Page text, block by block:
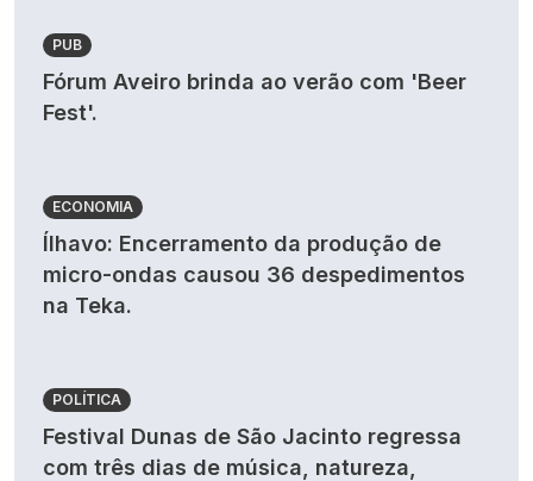
PUB
Fórum Aveiro brinda ao verão com 'Beer
Fest'.
ECONOMIA
Ílhavo: Encerramento da produção de
micro-ondas causou 36 despedimentos
na Teka.
POLÍTICA
Festival Dunas de São Jacinto regressa
com três dias de música, natureza,